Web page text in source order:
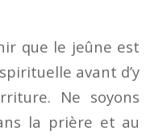
que le jeûne est
avant d’y
Ne soyons
la prière et au